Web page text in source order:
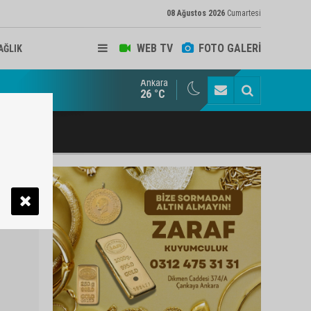
08 Ağustos 2026 Cumartesi
WEB TV FOTO GALERİ
ve Arabulucu Rüstem Yiğit Ahizer'e ziyaretçi akını
Ankara
26 °C